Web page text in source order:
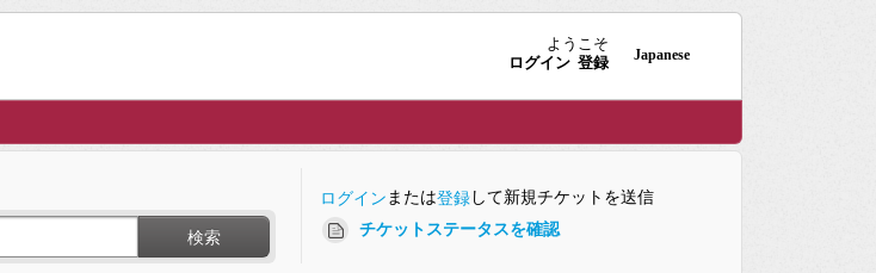
Japanese
ようこそ
ログイン 登録
検索
ログイン または登録して新規チケットを送信
チケットステータスを確認